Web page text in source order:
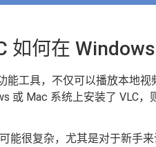
如何在
能工具，不仅可以播放本地
或 Mac 系统上安装了 VLC
能很复杂，尤其是对于新手